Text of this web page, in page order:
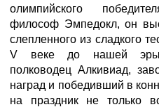
олимпийского
философ Эмпедокл, он
слепленного из сладкого
V веке до нашей эры
полководец Алкивиад,
наград и победивший в
на праздник не только